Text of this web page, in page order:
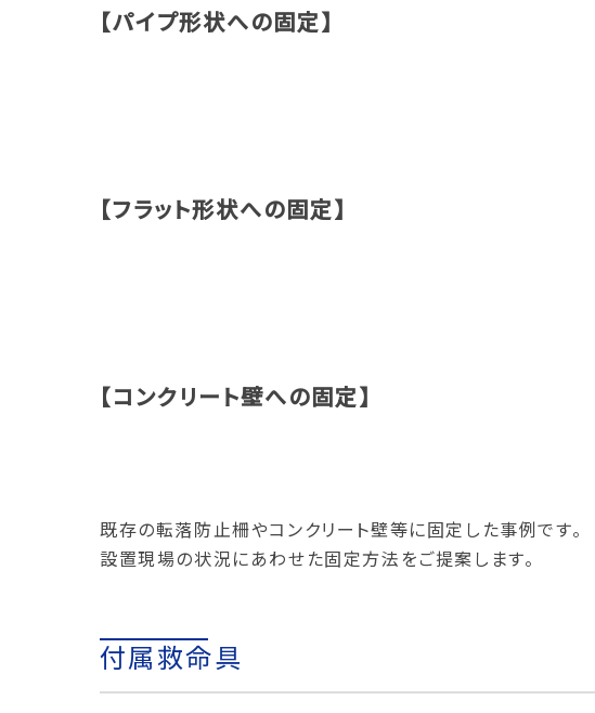
【パイプ形状への固定】
【フラット形状への固定】
【コンクリート壁への固定】
既存の転落防止柵やコンクリート壁等に固定した事例です。
設置現場の状況にあわせた固定方法をご提案します。
付属救命具